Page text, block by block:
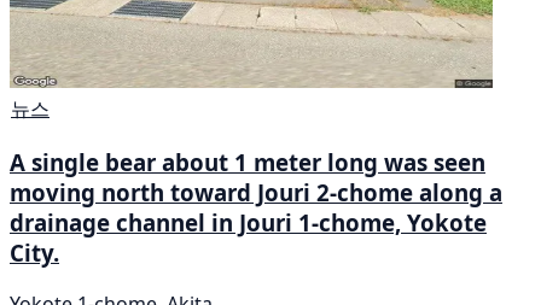
뉴스
A single bear about 1 meter long was seen
moving north toward Jouri 2-chome along a
drainage channel in Jouri 1-chome, Yokote
City.